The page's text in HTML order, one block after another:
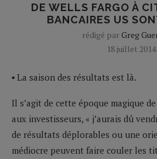
DE WELLS FARGO À
BANCAIRES US
rédigé parGreg
18 juillet 2014
▪ La saison des résultats est là.
Il s’agit de cette époque magique
aux investisseurs, « j’aurais dû
de résultats déplorables ou une
médiocre peuvent faire couler les